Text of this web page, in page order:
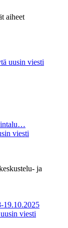
aiheet
uusin viesti
viesti
ja
viesti